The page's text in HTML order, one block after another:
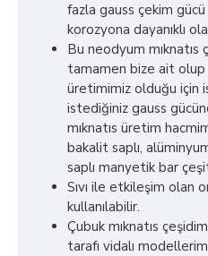
fazla gauss çekim
korozyona dayanıklı
Bu neodyum mıknatıs
tamamen bize ait
üretimimiz olduğu için
istediğiniz gauss
mıknatıs üretim
bakalit saplı,
saplı manyetik bar
Sıvı ile etkileşim olan
kullanılabilir.
Çubuk mıknatıs
tarafı vidalı